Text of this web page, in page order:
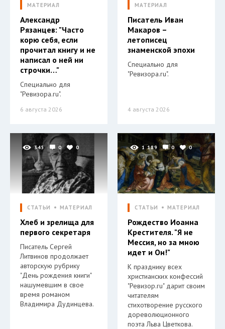
МАТЕРИАЛ
Александр
Рязанцев: "Часто
корю себя, если
прочитал книгу и не
написал о ней ни
строчки…"
Специально для
"Ревизора.ru".
6 августа 2026
МАТЕРИАЛ
Писатель Иван
Макаров –
летописец
знаменской эпохи
Специально для
"Ревизора.ru".
4 августа 2026
345 0 0
СТАТЬИ МАТЕРИАЛ
Хлеб и зрелища для
первого секретаря
Писатель Сергей
Литвинов продолжает
авторскую рубрику
"День рождения книги"
нашумевшим в свое
время романом
Владимира Дудинцева.
1 189 0 0
СТАТЬИ МАТЕРИАЛ
Рождество Иоанна
Крестителя. "Я не
Мессия, но за мною
идет и Он!"
К празднику всех
христианских конфессий
"Ревизор.ru" дарит своим
читателям
стихотворение русского
дореволюционного
поэта Льва Цветкова.